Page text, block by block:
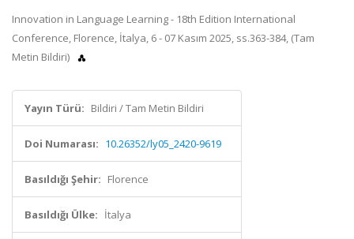
Innovation in Language Learning - 18th Edition International
Conference, Florence, İtalya, 6 - 07 Kasım 2025, ss.363-384, (Tam
Metin Bildiri)
Yayın Türü: Bildiri / Tam Metin Bildiri
Doi Numarası: 10.26352/ly05_2420-9619
Basıldığı Şehir: Florence
Basıldığı Ülke: İtalya